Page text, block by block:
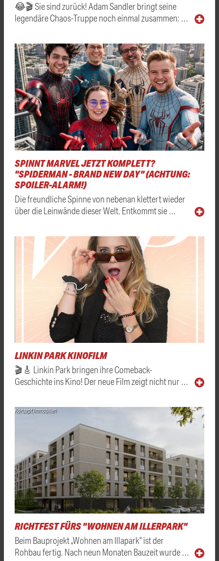
😂🎬 Sie sind zurück! Adam Sandler bringt seine
legendäre Chaos-Truppe noch einmal zusammen: …
SPINNT MARVEL JETZT KOMPLETT?
"SPIDERMAN - BRAND NEW DAY" (ACHTUNG:
SPOILER-ALARM!)
Die freundliche Spinne von nebenan klettert wieder
über die Leinwände dieser Welt. Entkommt sie …
LINKIN PARK KINOFILM
🎬🎸 Linkin Park bringen ihre Comeback-
Geschichte ins Kino! Der neue Film zeigt nicht nur …
Konzept Immobilien
RICHTFEST FÜRS "WOHNEN AM ILLERPARK"
Beim Bauprojekt „Wohnen am Illapark“ ist der
Rohbau fertig. Nach neun Monaten Bauzeit wurde …